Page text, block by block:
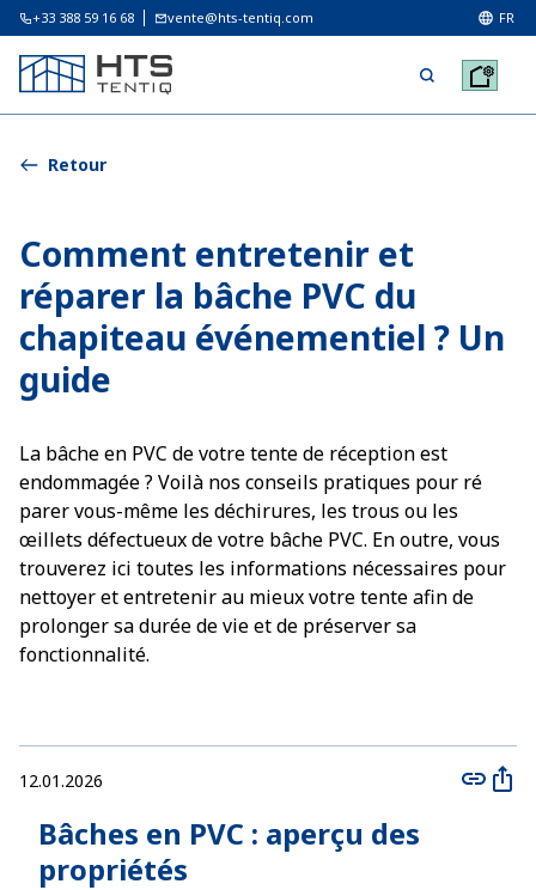
+33 388 59 16 68 vente@hts-tentiq.com FR
Retour
Comment entretenir et
réparer la bâche PVC du
chapiteau événementiel ? Un
guide
La bâche en PVC de votre tente de réception est
endommagée ? Voilà nos conseils pratiques pour ré
parer vous-même les déchirures, les trous ou les
œillets défectueux de votre bâche PVC. En outre, vous
trouverez ici toutes les informations nécessaires pour
nettoyer et entretenir au mieux votre tente afin de
prolonger sa durée de vie et de préserver sa
fonctionnalité.
12.01.2026
Bâches en PVC : aperçu des
propriétés